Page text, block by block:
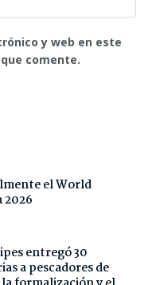
y web en este
comente.
el World
2026
entregó 30
a pescadores de